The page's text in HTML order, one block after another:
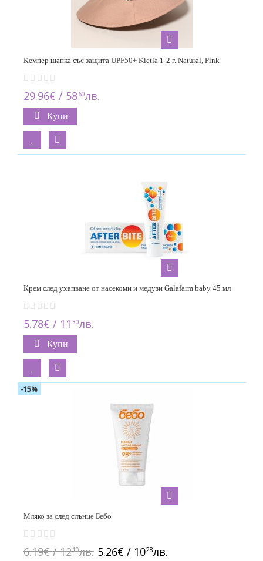
Кемпер шапка със защита UPF50+ Kietla 1-2 г. Natural, Pink
29.96€ / 5860лв.
Купи
Крем след ухапване от насекоми и медузи Galafarm baby 45 мл
5.78€ / 11 30лв.
Купи
Мляко за след слънце Бебо
6.19€ / 1210лв. 5.26€ / 1028лв.
-15%